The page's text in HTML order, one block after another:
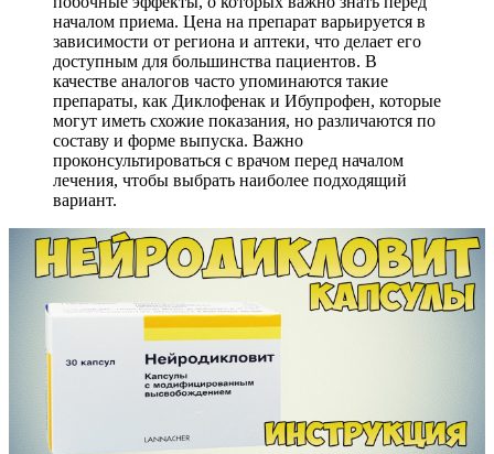
началом приема. Цена на препарат варьируется в
зависимости от региона и аптеки, что делает его
доступным для большинства пациентов. В
качестве аналогов часто упоминаются такие
препараты, как Диклофенак и Ибупрофен, которые
могут иметь схожие показания, но различаются по
составу и форме выпуска. Важно
проконсультироваться с врачом перед началом
лечения, чтобы выбрать наиболее подходящий
вариант.